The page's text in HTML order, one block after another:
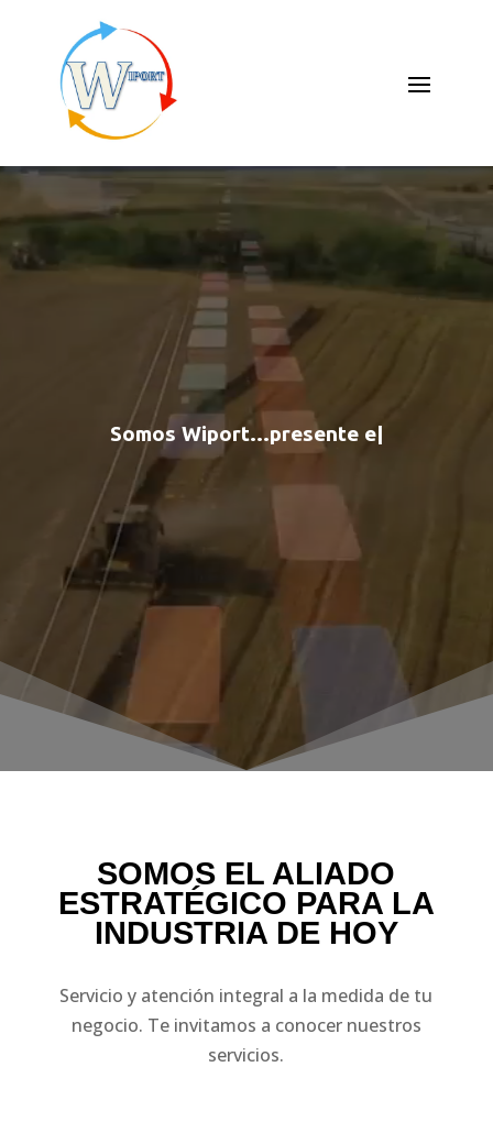
Reproductor
vídeo
Somos Wiport...presente en tus procesos
SOMOS EL ALIADO
ESTRATÉGICO PARA LA
INDUSTRIA DE HOY
Servicio y atención integral a la medida de tu
negocio. Te invitamos a conocer nuestros
servicios.